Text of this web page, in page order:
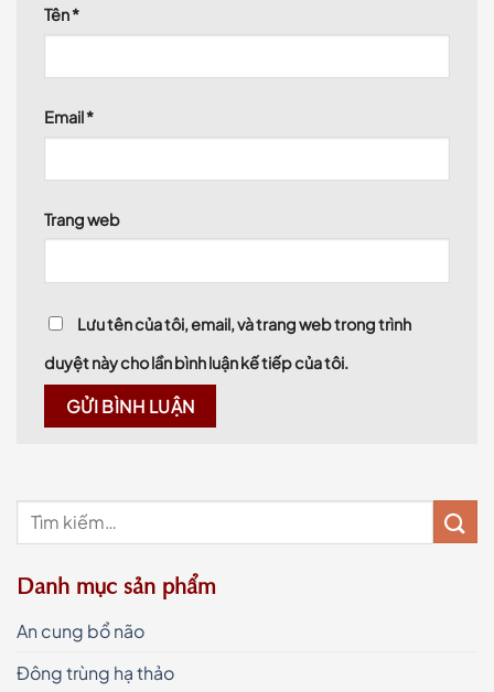
Tên*
Email*
Trang web
Lưu tên của tôi, email, và trang web trong trình
duyệt này cho lần bình luận kế tiếp của tôi.
Danh mục sản phẩm
An cung bổ não
Đông trùng hạ thảo